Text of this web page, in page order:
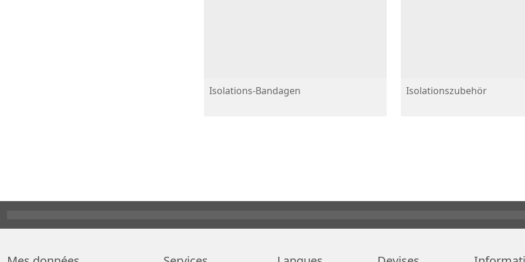
Isolations-Bandagen Isolationszubehör